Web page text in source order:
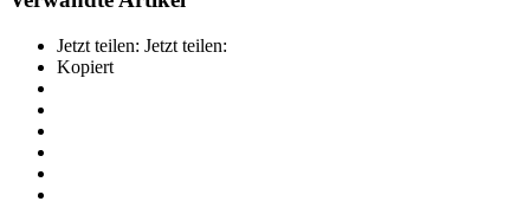
Jetzt teilen: Jetzt teilen:
Kopiert